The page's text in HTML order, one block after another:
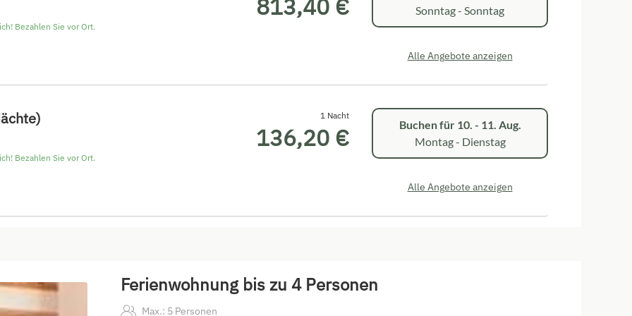
Bezahlen Sie vor Ort.
813,40 €
Sonntag - Sonntag
Alle Angebote anzeigen
Bezahlen Sie vor Ort.
1 Nacht
136,20 € Buchen für 10. - 11. Aug.
Montag - Dienstag
Alle Angebote anzeigen
Ferienwohnung bis zu 4 Personen
Max.: 5 Personen